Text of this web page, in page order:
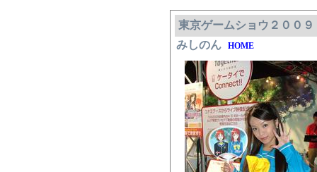
東京ゲームショウ２００９
みしのん
HOME